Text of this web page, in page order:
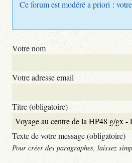
Ce forum est modéré a priori :
Votre nom
Votre adresse email
Titre (obligatoire)
Texte de votre message (obligatoire)
Pour créer des paragraphes, laissez